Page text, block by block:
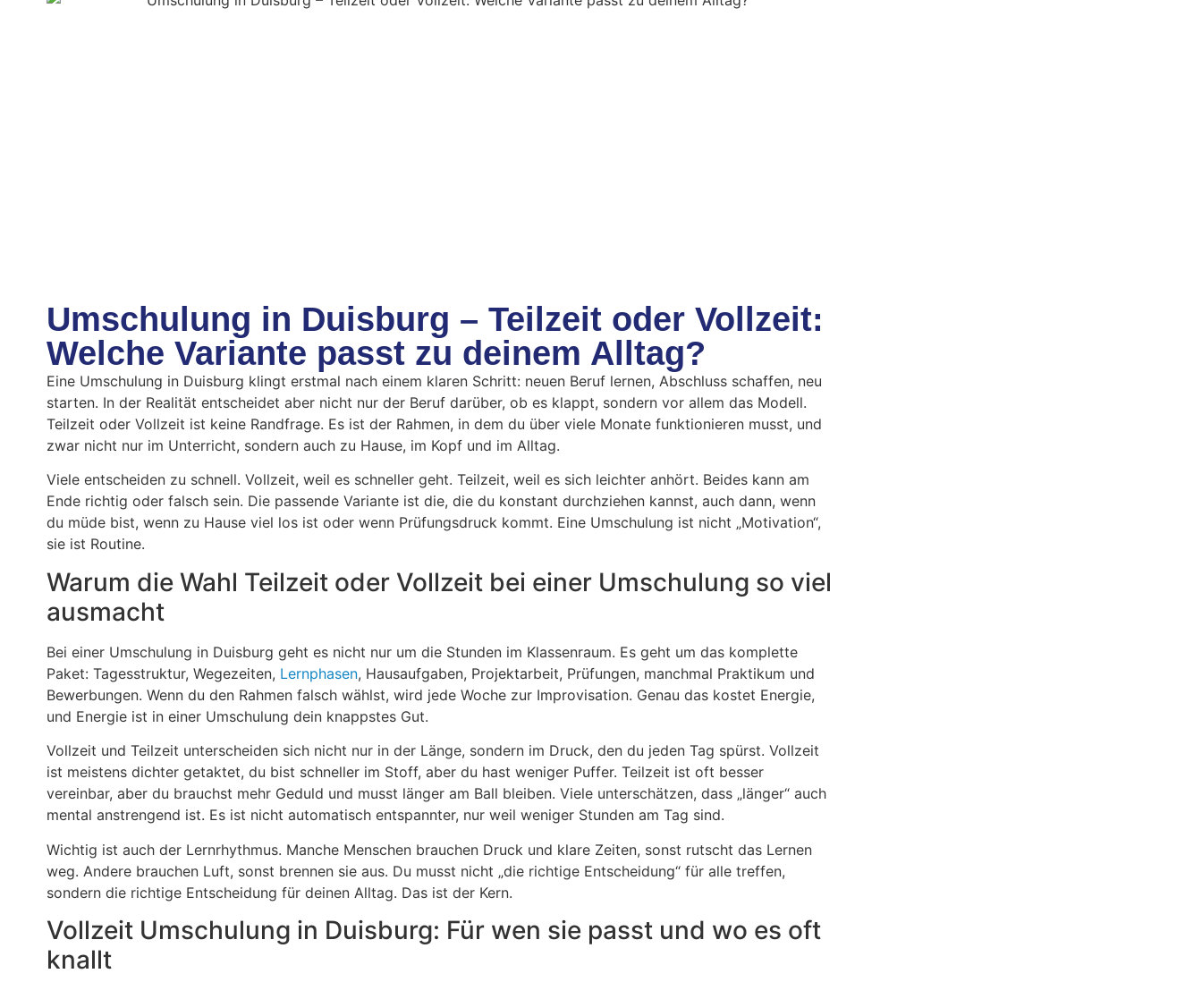
Umschulung in Duisburg – Teilzeit oder Vollzeit:
Welche Variante passt zu deinem Alltag?
Eine Umschulung in Duisburg klingt erstmal nach einem klaren Schritt: neuen Beruf lernen, Abschluss schaffen, neu
starten. In der Realität entscheidet aber nicht nur der Beruf darüber, ob es klappt, sondern vor allem das Modell.
Teilzeit oder Vollzeit ist keine Randfrage. Es ist der Rahmen, in dem du über viele Monate funktionieren musst, und
zwar nicht nur im Unterricht, sondern auch zu Hause, im Kopf und im Alltag.
Viele entscheiden zu schnell. Vollzeit, weil es schneller geht. Teilzeit, weil es sich leichter anhört. Beides kann am
Ende richtig oder falsch sein. Die passende Variante ist die, die du konstant durchziehen kannst, auch dann, wenn
du müde bist, wenn zu Hause viel los ist oder wenn Prüfungsdruck kommt. Eine Umschulung ist nicht „Motivation“,
sie ist Routine.
Warum die Wahl Teilzeit oder Vollzeit bei einer Umschulung so viel
ausmacht
Bei einer Umschulung in Duisburg geht es nicht nur um die Stunden im Klassenraum. Es geht um das komplette
Paket: Tagesstruktur, Wegezeiten, Lernphasen, Hausaufgaben, Projektarbeit, Prüfungen, manchmal Praktikum und
Bewerbungen. Wenn du den Rahmen falsch wählst, wird jede Woche zur Improvisation. Genau das kostet Energie,
und Energie ist in einer Umschulung dein knappstes Gut.
Vollzeit und Teilzeit unterscheiden sich nicht nur in der Länge, sondern im Druck, den du jeden Tag spürst. Vollzeit
ist meistens dichter getaktet, du bist schneller im Stoff, aber du hast weniger Puffer. Teilzeit ist oft besser
vereinbar, aber du brauchst mehr Geduld und musst länger am Ball bleiben. Viele unterschätzen, dass „länger“ auch
mental anstrengend ist. Es ist nicht automatisch entspannter, nur weil weniger Stunden am Tag sind.
Wichtig ist auch der Lernrhythmus. Manche Menschen brauchen Druck und klare Zeiten, sonst rutscht das Lernen
weg. Andere brauchen Luft, sonst brennen sie aus. Du musst nicht „die richtige Entscheidung“ für alle treffen,
sondern die richtige Entscheidung für deinen Alltag. Das ist der Kern.
Vollzeit Umschulung in Duisburg: Für wen sie passt und wo es oft
knallt